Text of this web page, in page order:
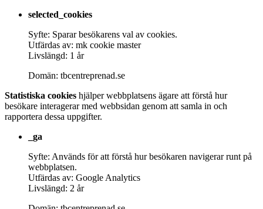
selected_cookies
Syfte: Sparar besökarens val av cookies.
Utfärdas av: mk cookie master
Livslängd: 1 år
Domän: tbcentreprenad.se
Statistiska cookies hjälper webbplatsens ägare att förstå hur
besökare interagerar med webbsidan genom att samla in och
rapportera dessa uppgifter.
_ga
Syfte: Används för att förstå hur besökaren navigerar runt på
webbplatsen.
Utfärdas av: Google Analytics
Livslängd: 2 år